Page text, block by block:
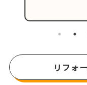
のご依頼をい
る、人的要因と
壁紙も、人的要
リフォ